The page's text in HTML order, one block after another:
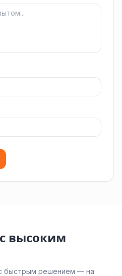
высоким
быстрым решением — на